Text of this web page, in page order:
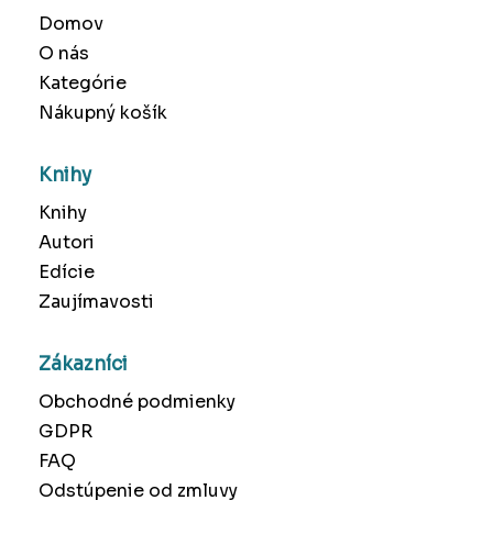
Domov
O nás
Kategórie
Nákupný košík
Knihy
Knihy
Autori
Edície
Zaujímavosti
Zákazníci
Obchodné podmienky
GDPR
FAQ
Odstúpenie od zmluvy